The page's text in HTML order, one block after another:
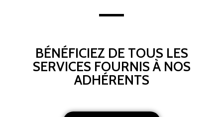
BÉNÉFICIEZ DE TOUS LES
SERVICES FOURNIS À NOS
ADHÉRENTS